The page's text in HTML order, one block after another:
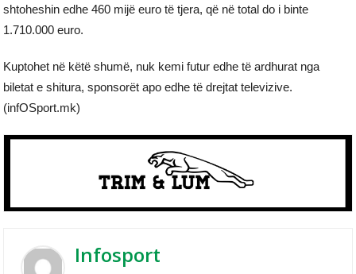
shtoheshin edhe 460 mijë euro të tjera, që në total do i binte
1.710.000 euro.
Kuptohet në këtë shumë, nuk kemi futur edhe të ardhurat nga
biletat e shitura, sponsorët apo edhe të drejtat televizive.
(infOSport.mk)
Infosport